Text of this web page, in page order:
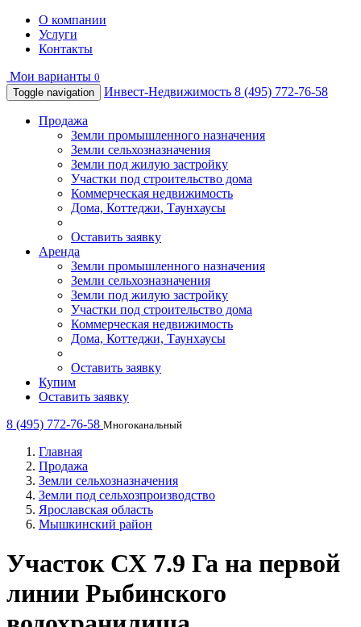
О компании
Услуги
Контакты
Мои варианты 0
Toggle navigation
Инвест-Недвижимость 8 (495) 772-76-58
Продажа
Земли промышленного назначения
Земли сельхозназначения
Земли под жилую застройку
Участки под строительство дома
Коммерческая недвижимость
Дома, Коттеджи, Таунхаусы
Оставить заявку
Аренда
Земли промышленного назначения
Земли сельхозназначения
Земли под жилую застройку
Участки под строительство дома
Коммерческая недвижимость
Дома, Коттеджи, Таунхаусы
Оставить заявку
Купим
Оставить заявку
8 (495) 772-76-58 Многоканальный
Главная
Продажа
Земли сельхозназначения
Земли под сельхозпроизводство
Ярославская область
Мышкинский район
Участок СХ 7.9 Га на первой
линии Рыбинского